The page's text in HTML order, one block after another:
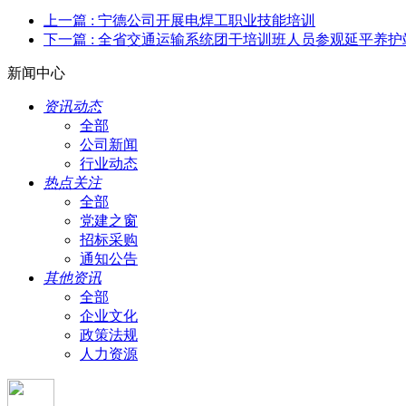
上一篇 : 宁德公司开展电焊工职业技能培训
下一篇 : 全省交通运输系统团干培训班人员参观延平养护
新闻中心
资讯动态
全部
公司新闻
行业动态
热点关注
全部
党建之窗
招标采购
通知公告
其他资讯
全部
企业文化
政策法规
人力资源